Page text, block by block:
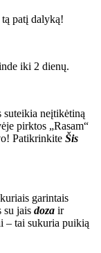
patį dalyką!
iki 2 dienų.
suteikia neįtikėtiną
pirktos „Rasam“
Patikrinkite Šis
garintais
su jais doza ir
– tai sukuria puikią